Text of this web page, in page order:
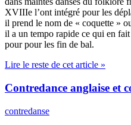
XVIIIe l’ont intégré pour les
il prend le nom de « coquette »
il a un tempo rapide ce qui en
pour pour les fin de bal.
Lire le reste de cet article »
Contredance anglaise et
contredanse